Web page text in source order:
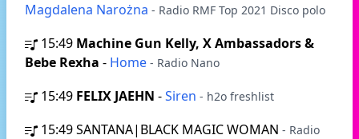
Magdalena Narożna - Radio RMF Top 2021 Disco polo
15:49 Machine Gun Kelly, X Ambassadors &
Bebe Rexha - Home - Radio Nano
15:49 FELIX JAEHN -Siren - h2o freshlist
15:49SANTANA|BLACK MAGIC WOMAN - Radio